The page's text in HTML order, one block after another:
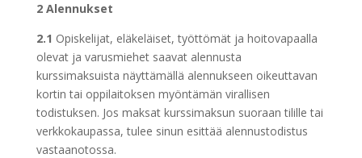
2 Alennukset
2.1 Opiskelijat, eläkeläiset, työttömät ja hoitovapaalla
olevat ja varusmiehet saavat alennusta
kurssimaksuista näyttämällä alennukseen oikeuttavan
kortin tai oppilaitoksen myöntämän virallisen
todistuksen. Jos maksat kurssimaksun suoraan tilille tai
verkkokaupassa, tulee sinun esittää alennustodistus
vastaanotossa.